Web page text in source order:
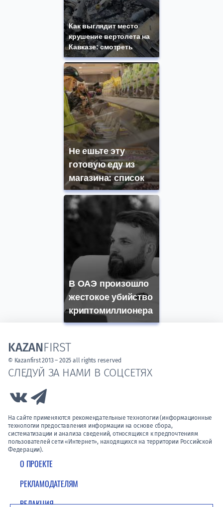
Как выглядит место
крушение вертолета на
Кавказе: смотреть
Не ешьте эту
готовую еду из
магазина: список
В ОАЭ произошло
жестокое убийство
криптомиллионера
О ПРОЕКТЕ
РЕКЛАМОДАТЕЛЯМ
РЕДАКЦИЯ
СЛЕДУЙ ЗА НАМИ В СОЦСЕТЯХ
Link to Vk
На сайте применяются рекомендательные технологии (информационные
технологии предоставления информации на основе сбора,
систематизации и анализа сведений, относящихся к предпочтениям
пользователей сети «Интернет», находящихся на территории Российской
Федерации).
KAZANFIRST
© Kazanfirst 2013 – 2025 all rights reserved